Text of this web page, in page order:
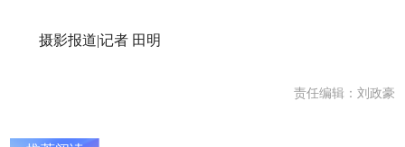
摄影报道|记者 田明
责任编辑：刘政豪